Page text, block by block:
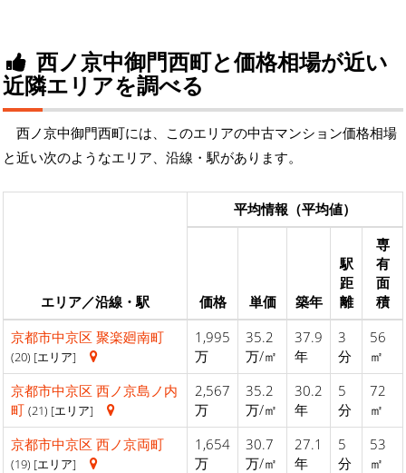
西ノ京中御門西町と価格相場が近い
近隣エリアを調べる
西ノ京中御門西町には、このエリアの中古マンション価格相場
と近い次のようなエリア、沿線・駅があります。
エリア／沿線・駅
平均情報（平均値）
価格 単価 築年
駅
距
離
専
有
面
積
京都市中京区 聚楽廻南町
(20) [エリア]
1,995
万
35.2
万/㎡
37.9
年
3
分
56
㎡
京都市中京区 西ノ京島ノ内
町 (21) [エリア]
2,567
万
35.2
万/㎡
30.2
年
5
分
72
㎡
京都市中京区 西ノ京両町
(19) [エリア]
1,654
万
30.7
万/㎡
27.1
年
5
分
53
㎡